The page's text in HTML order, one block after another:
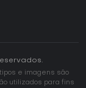
e imagens são
utilizados para fins